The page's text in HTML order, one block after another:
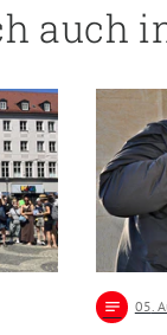
auch
notes 05.